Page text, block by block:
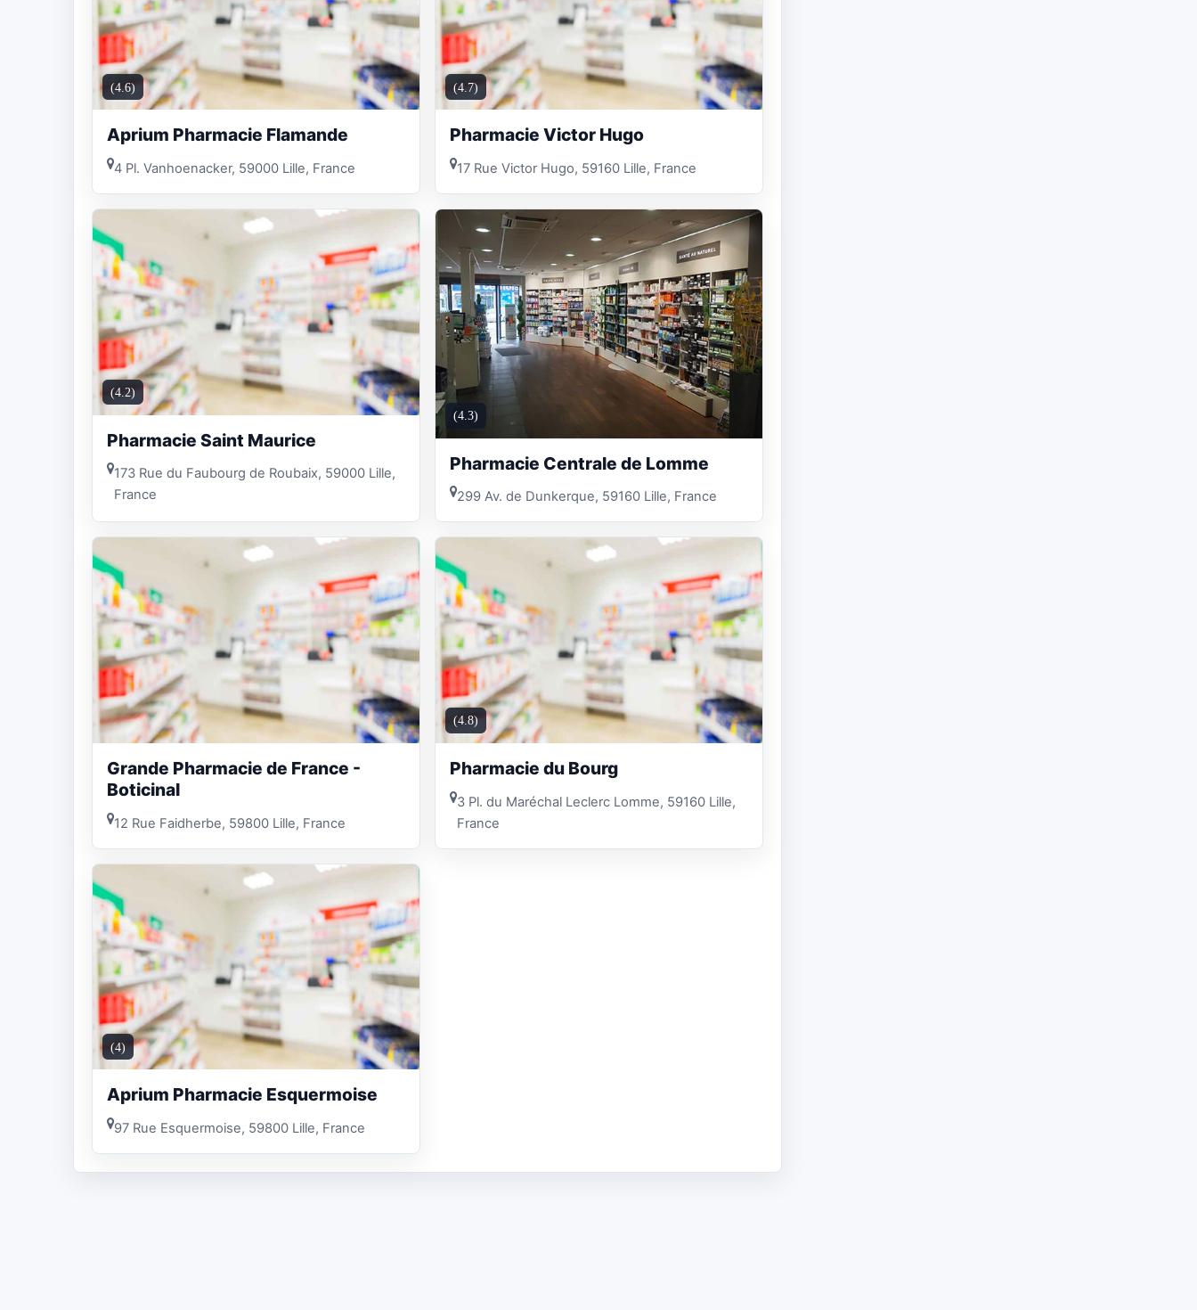
(4.6)
Aprium Pharmacie Flamande
4 Pl. Vanhoenacker, 59000 Lille, France
(4.7)
Pharmacie Victor Hugo
17 Rue Victor Hugo, 59160 Lille, France
(4.2)
Pharmacie Saint Maurice
173 Rue du Faubourg de Roubaix, 59000 Lille,
France
(4.3)
Pharmacie Centrale de Lomme
299 Av. de Dunkerque, 59160 Lille, France
Grande Pharmacie de France -
Boticinal
12 Rue Faidherbe, 59800 Lille, France
(4.8)
Pharmacie du Bourg
3 Pl. du Maréchal Leclerc Lomme, 59160 Lille,
France
(4)
Aprium Pharmacie Esquermoise
97 Rue Esquermoise, 59800 Lille, France